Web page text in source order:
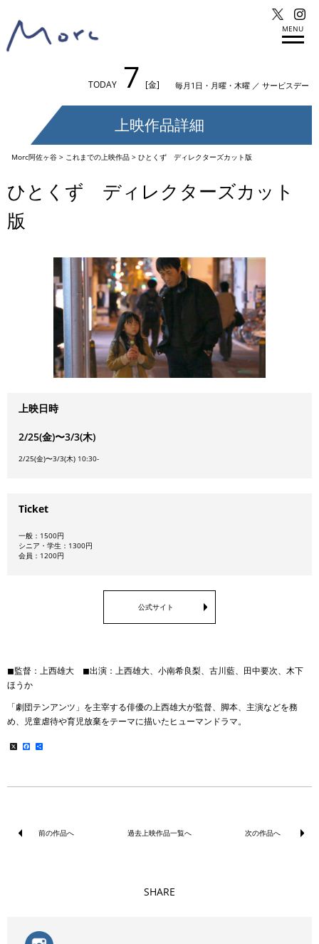
MENU
TODAY 7 [金] 毎月1日・月曜・木曜 ／ サービスデー
上映作品詳細
Morc阿佐ヶ谷> これまでの上映作品> ひとくず ディレクターズカット版
ひとくず ディレクターズカット
版
上映日時
2/25(金)〜3/3(木)
2/25(金)〜3/3(木) 10:30-
Ticket
一般：1500円
シニア・学生：1300円
会員：1200円
公式サイト
◼︎監督：上西雄大 ◼︎出演：上西雄大、小南希良梨、古川藍、田中要次、木下
ほうか
「劇団テンアンツ」を主宰する俳優の上西雄大が監督、脚本、主演などを務
め、児童虐待や育児放棄をテーマに描いたヒューマンドラマ。
X Facebook
前の作品へ 過去上映作品一覧へ 次の作品へ
SHARE